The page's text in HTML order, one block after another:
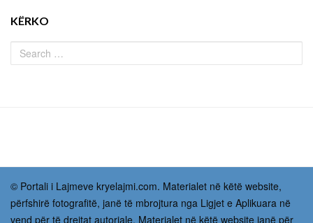
KËRKO
© Portali i Lajmeve kryelajmi.com. Materialet në këtë website,
përfshirë fotografitë, janë të mbrojtura nga Ligjet e Aplikuara në
vend për të drejtat autoriale. Materialet në këtë website janë për